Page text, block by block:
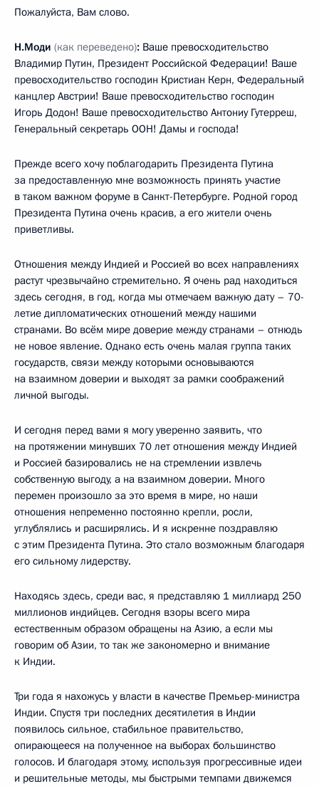
Пожалуйста, Вам слово.
Н.Моди (как переведено): Ваше превосходительство
Владимир Путин, Президент Российской Федерации! Ваше
превосходительство господин Кристиан Керн, Федеральный
канцлер Австрии! Ваше превосходительство господин
Игорь Додон! Ваше превосходительство Антониу Гутерреш,
Генеральный секретарь ООН! Дамы и господа!
Прежде всего хочу поблагодарить Президента Путина
за предоставленную мне возможность принять участие
в таком важном форуме в Санкт-Петербурге. Родной город
Президента Путина очень красив, а его жители очень
приветливы.
Отношения между Индией и Россией во всех направлениях
растут чрезвычайно стремительно. Я очень рад находиться
здесь сегодня, в год, когда мы отмечаем важную дату – 70-
летие дипломатических отношений между нашими
странами. Во всём мире доверие между странами – отнюдь
не новое явление. Однако есть очень малая группа таких
государств, связи между которыми основываются
на взаимном доверии и выходят за рамки соображений
личной выгоды.
И сегодня перед вами я могу уверенно заявить, что
на протяжении минувших 70 лет отношения между Индией
и Россией базировались не на стремлении извлечь
собственную выгоду, а на взаимном доверии. Много
перемен произошло за это время в мире, но наши
отношения непременно постоянно крепли, росли,
углублялись и расширялись. И я искренне поздравляю
с этим Президента Путина. Это стало возможным благодаря
его сильному лидерству.
Находясь здесь, среди вас, я представляю 1 миллиард 250
миллионов индийцев. Сегодня взоры всего мира
естественным образом обращены на Азию, а если мы
говорим об Азии, то так же закономерно и внимание
к Индии.
Три года я нахожусь у власти в качестве Премьер-министра
Индии. Спустя три последних десятилетия в Индии
появилось сильное, стабильное правительство,
опирающееся на полученное на выборах большинство
голосов. И благодаря этому, используя прогрессивные идеи
и решительные методы, мы быстрыми темпами движемся